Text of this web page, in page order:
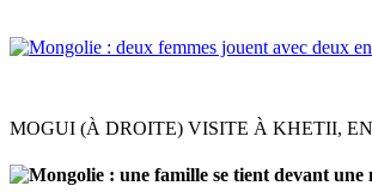
MOGUI (À DROITE) VISITE À KHETII,